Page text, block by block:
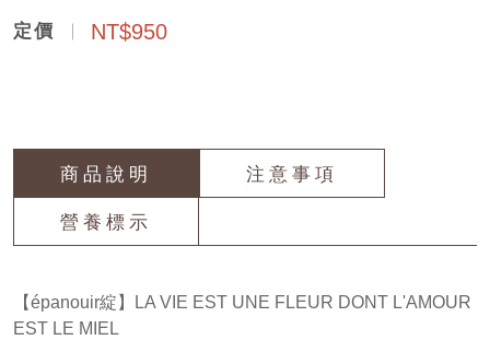
定價 NT$950
商品說明 注意事項
營養標示
【épanouir綻】LA VIE EST UNE FLEUR DONT L'AMOUR
EST LE MIEL